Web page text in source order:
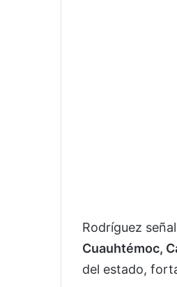
Rodríguez
Cuauhtémoc,
del estado,